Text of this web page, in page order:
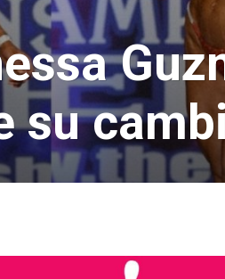
su